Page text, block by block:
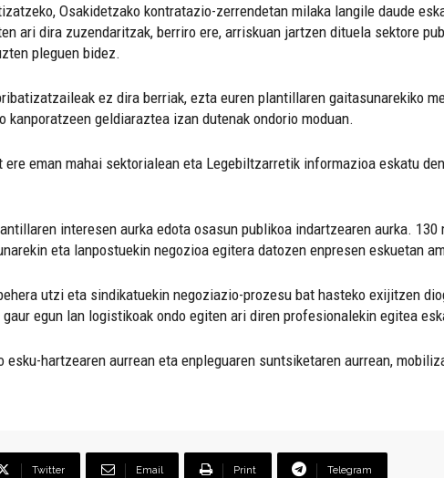
Osakidetzako kontratazio-zerrendetan milaka langile daude
ari dira zuzendaritzak, berriro ere, arriskuan jartzen dituela sektore
pleguen bidez.
ez dira berriak, ezta euren plantillaren gaitasunarekiko
geldiaraztea izan dutenak ondorio moduan.
eman mahai sektorialean eta Legebiltzarretik informazioa eskatu
interesen aurka edota osasun publikoa indartzearen aurka.
eta lanpostuekin negozioa egitera datozen enpresen eskuetan
utzi eta sindikatuekin negoziazio-prozesu bat hasteko exijitzen
egun lan logistikoak ondo egiten ari diren profesionalekin egitea
hartzearen aurrean eta enpleguaren suntsiketaren aurrean,
Twitter Email Print Telegram